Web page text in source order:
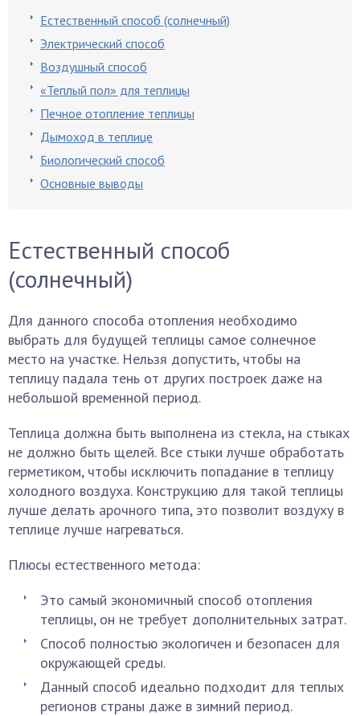
Естественный способ (солнечный)
Электрический способ
Воздушный способ
«Теплый пол» для теплицы
Печное отопление теплицы
Дымоход в теплице
Биологический способ
Основные выводы
Естественный способ
(солнечный)
Для данного способа отопления необходимо
выбрать для будущей теплицы самое солнечное
место на участке. Нельзя допустить, чтобы на
теплицу падала тень от других построек даже на
небольшой временной период.
Теплица должна быть выполнена из стекла, на стыках
не должно быть щелей. Все стыки лучше обработать
герметиком, чтобы исключить попадание в теплицу
холодного воздуха. Конструкцию для такой теплицы
лучше делать арочного типа, это позволит воздуху в
теплице лучше нагреваться.
Плюсы естественного метода:
Это самый экономичный способ отопления
теплицы, он не требует дополнительных затрат.
Способ полностью экологичен и безопасен для
окружающей среды.
Данный способ идеально подходит для теплых
регионов страны даже в зимний период.